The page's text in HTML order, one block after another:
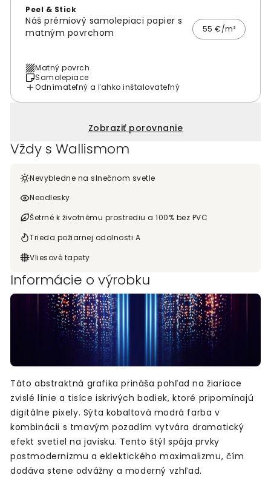
Peel & Stick
Náš prémiový samolepiaci papier s
matným povrchom
55 €/m²
Matný povrch
Samolepiace
Odnímateľný a ľahko inštalovateľný
Zobraziť porovnanie
Vždy s Wallismom
Nevybledne na slnečnom svetle
Neodlesky
Šetrné k životnému prostrediu a 100% bez PVC
Trieda požiarnej odolnosti A
Vliesové tapety
Informácie o výrobku
Táto abstraktná grafika prináša pohľad na žiariace
zvislé línie a tisíce iskrivých bodiek, ktoré pripomínajú
digitálne pixely. Sýta kobaltová modrá farba v
kombinácii s tmavým pozadím vytvára dramatický
efekt svetiel na javisku. Tento štýl spája prvky
postmodernizmu a eklektického maximalizmu, čím
dodáva stene odvážny a moderný vzhľad.